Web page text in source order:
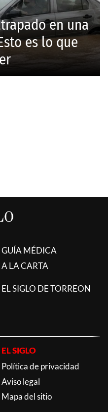
GUÍA MÉDICA
A LA CARTA
EL SIGLO DE TORREON
EL SIGLO
Política de privacidad
Aviso legal
Mapa del sitio